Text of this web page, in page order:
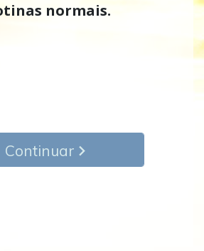
normais.
Continuar